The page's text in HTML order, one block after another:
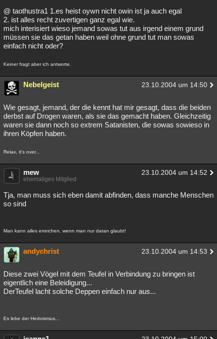
@ taothustra1 1.es heist oywn nicht owin ist ja auch egal
2. ist alles recht zuvertigen ganz egal wie.
mich interisiert wieso jemand sowas tut aus irgend einem grund
müssen sie das getan haben weil ohne grund tut man sowas
einfach nicht oder?
Keiner fragt aber ich antworte.
Nebelgeist 23.10.2004 um 14:50
Wie gesagt, jemand, der die kennt hat mir gesagt, dass die beiden
derbst auf Drogen waren, als sie das gemacht haben. Gleichzeitig
waren sie dann noch so extrem Satanisten, die sowas sowieso in
ihren Köpfen haben.
Relax, it's over...
mew 23.10.2004 um 14:52
ehemaliges Mitglied
Tja, man muss sich eben damit abfinden, dass manche Menschen
so sind
Man kann alles erreichen, wenn man nur daran glaubt!
andychrist 23.10.2004 um 14:53
Diese zwei Vögel mit dem Teufel in Verbindung zu bringen ist
eigentlich eine Beleidigung...
DerTeufel lacht solche Deppen einfach nur aus...
Es lebe der Hedoismus...